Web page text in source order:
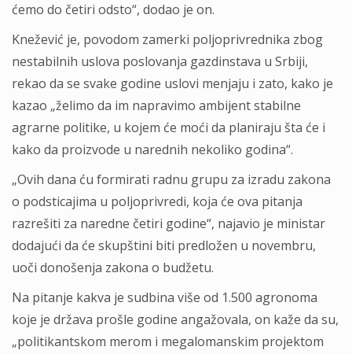
ćemo do četiri odsto“, dodao je on.
Knežević je, povodom zamerki poljoprivrednika zbog
nestabilnih uslova poslovanja gazdinstava u Srbiji,
rekao da se svake godine uslovi menjaju i zato, kako je
kazao „želimo da im napravimo ambijent stabilne
agrarne politike, u kojem će moći da planiraju šta će i
kako da proizvode u narednih nekoliko godina“.
„Ovih dana ću formirati radnu grupu za izradu zakona
o podsticajima u poljoprivredi, koja će ova pitanja
razrešiti za naredne četiri godine“, najavio je ministar
dodajući da će skupštini biti predložen u novembru,
uoči donošenja zakona o budžetu.
Na pitanje kakva je sudbina više od 1.500 agronoma
koje je država prošle godine angažovala, on kaže da su,
„politikantskom merom i megalomanskim projektom